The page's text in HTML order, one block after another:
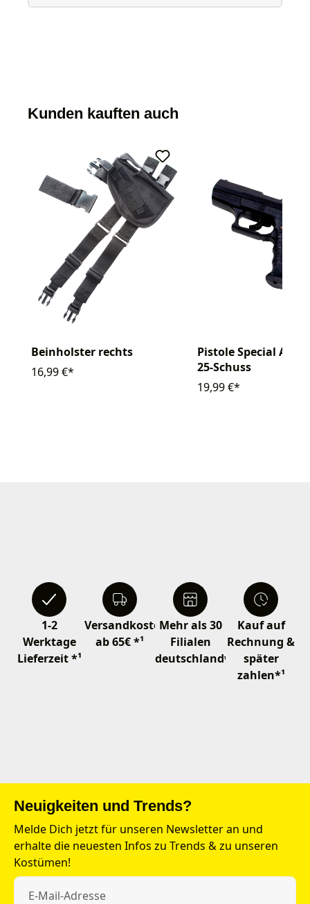
Kunden kauften auch
Beinholster rechts
16,99 €*
Pistole Special
25-Schuss
19,99 €*
1-2
Werktage
Lieferzeit *¹
Versandkostenfrei
ab 65€ *¹
Mehr als 30
Filialen
deutschlandweit
Kauf auf
Rechnung &
später
zahlen*¹
Neuigkeiten und Trends?
Melde Dich jetzt für unseren Newsletter an und
erhalte die neuesten Infos zu Trends & zu unseren
Kostümen!